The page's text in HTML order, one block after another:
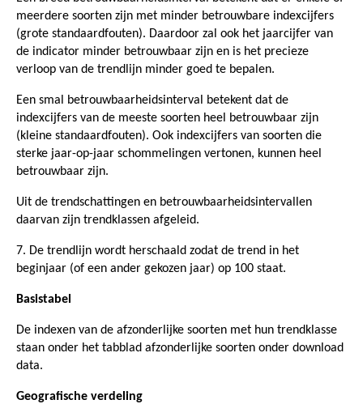
meerdere soorten zijn met minder betrouwbare indexcijfers
(grote standaardfouten). Daardoor zal ook het jaarcijfer van
de indicator minder betrouwbaar zijn en is het precieze
verloop van de trendlijn minder goed te bepalen.
Een smal betrouwbaarheidsinterval betekent dat de
indexcijfers van de meeste soorten heel betrouwbaar zijn
(kleine standaardfouten). Ook indexcijfers van soorten die
sterke jaar-op-jaar schommelingen vertonen, kunnen heel
betrouwbaar zijn.
Uit de trendschattingen en betrouwbaarheidsintervallen
daarvan zijn trendklassen afgeleid.
7. De trendlijn wordt herschaald zodat de trend in het
beginjaar (of een ander gekozen jaar) op 100 staat.
Basistabel
De indexen van de afzonderlijke soorten met hun trendklasse
staan onder het tabblad afzonderlijke soorten onder download
data.
Geografische verdeling